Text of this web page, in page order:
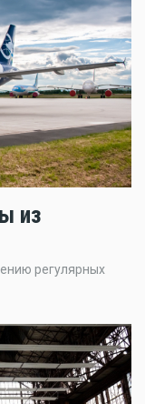
из
регулярных